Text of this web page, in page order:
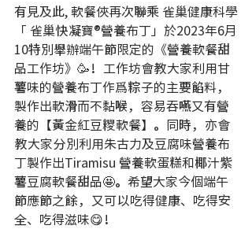
有見及此, 軟餐俠再次聯乘 雀巢健康科學
「 雀巢快凝寶®營養布丁」於2023年6月
10特別舉辦端午節限定的《營養軟餐甜
品工作坊》🥳！工作坊會教大家利用甘
薯味的營養布丁作爲粽子的主要餡料，
製作出軟滑而不黏喉，容易吞嚥又有營
養的【黃金紅豆糭軟餐】。同時，亦會
教大家分別利用朱古力及豆腐味營養布
丁製作出Tiramisu 營養軟蛋糕和椰汁紫
薯豆腐軟餐甜品🤩。希望大家今個端午
節應節之餘，又可以吃得健康、吃得安
全、吃得滋味😋！